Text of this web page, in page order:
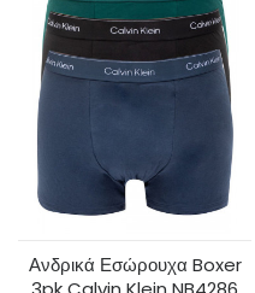
Ανδρικά Εσώρουχα Boxer